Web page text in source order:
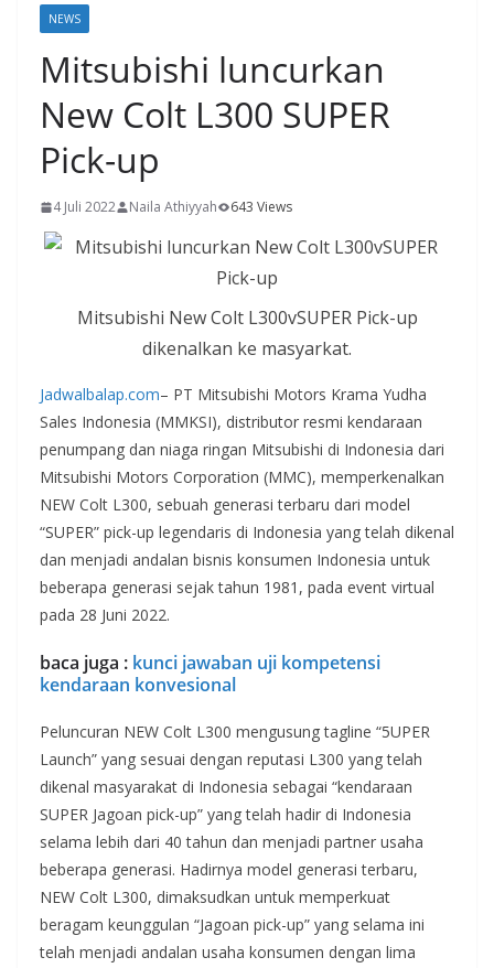
NEWS
Mitsubishi luncurkan
New Colt L300 SUPER
Pick-up
4 Juli 2022 Naila Athiyyah 643 Views
Mitsubishi New Colt L300vSUPER Pick-up
dikenalkan ke masyarkat.
Jadwalbalap.com– PT Mitsubishi Motors Krama Yudha
Sales Indonesia (MMKSI), distributor resmi kendaraan
penumpang dan niaga ringan Mitsubishi di Indonesia dari
Mitsubishi Motors Corporation (MMC), memperkenalkan
NEW Colt L300, sebuah generasi terbaru dari model
“SUPER” pick-up legendaris di Indonesia yang telah dikenal
dan menjadi andalan bisnis konsumen Indonesia untuk
beberapa generasi sejak tahun 1981, pada event virtual
pada 28 Juni 2022.
baca juga : kunci jawaban uji kompetensi
kendaraan konvesional
Peluncuran NEW Colt L300 mengusung tagline “5UPER
Launch” yang sesuai dengan reputasi L300 yang telah
dikenal masyarakat di Indonesia sebagai “kendaraan
SUPER Jagoan pick-up” yang telah hadir di Indonesia
selama lebih dari 40 tahun dan menjadi partner usaha
beberapa generasi. Hadirnya model generasi terbaru,
NEW Colt L300, dimaksudkan untuk memperkuat
beragam keunggulan “Jagoan pick-up” yang selama ini
telah menjadi andalan usaha konsumen dengan lima